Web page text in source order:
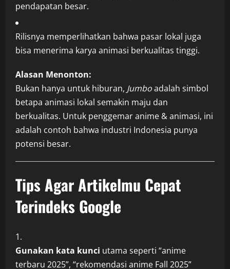
pendapatan besar.
Rilisnya memperlihatkan bahwa pasar lokal juga
bisa menerima karya animasi berkualitas tinggi.
Alasan Menonton:
Bukan hanya untuk hiburan, Jumboadalah simbol
betapa animasi lokal semakin maju dan
berkualitas. Untuk penggemar anime & animasi, ini
adalah contoh bahwa industri Indonesia punya
potensi besar.
Tips Agar Artikelmu Cepat
Terindeks Google
Gunakan kata kunci utama seperti “anime
terbaru 2025”, “rekomendasi anime Fall 2025”